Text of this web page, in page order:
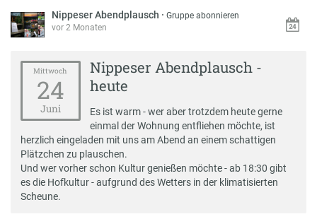
Nippeser Abendplausch ·Gruppe abonnieren
vor 2 Monaten
Mittwoch
24
Juni
Nippeser Abendplausch -
heute
Es ist warm - wer aber trotzdem heute gerne
einmal der Wohnung entfliehen möchte, ist
herzlich eingeladen mit uns am Abend an einem schattigen
Plätzchen zu plauschen.
Und wer vorher schon Kultur genießen möchte - ab 18:30 gibt
es die Hofkultur - aufgrund des Wetters in der klimatisierten
Scheune.